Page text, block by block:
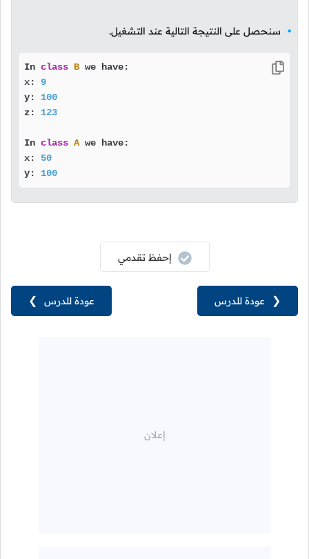
سنحصل على النتيجة التالية عند التشغيل.
In class B we have:
x: 9
y: 100
z: 123
In class A we have:
x: 50
y: 100
عودة للدرس ❯
إحفظ تقدمي
❮ عودة للدرس